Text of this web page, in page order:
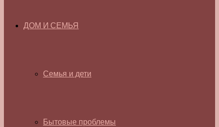
ДОМ И СЕМЬЯ
Семья и дети
Бытовые проблемы